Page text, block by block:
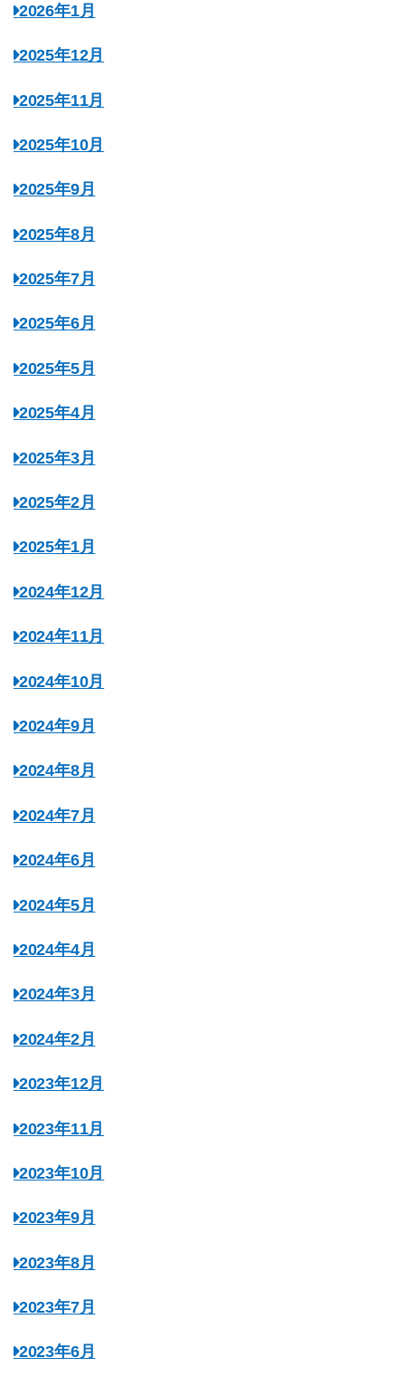
2026年1月
2025年12月
2025年11月
2025年10月
2025年9月
2025年8月
2025年7月
2025年6月
2025年5月
2025年4月
2025年3月
2025年2月
2025年1月
2024年12月
2024年11月
2024年10月
2024年9月
2024年8月
2024年7月
2024年6月
2024年5月
2024年4月
2024年3月
2024年2月
2023年12月
2023年11月
2023年10月
2023年9月
2023年8月
2023年7月
2023年6月